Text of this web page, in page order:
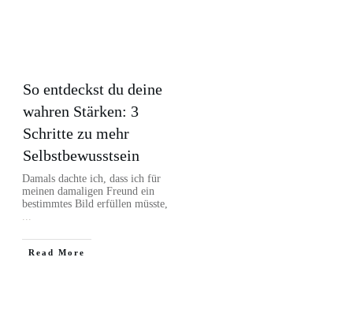
So entdeckst du deine
wahren Stärken: 3
Schritte zu mehr
Selbstbewusstsein
Damals dachte ich, dass ich für
meinen damaligen Freund ein
bestimmtes Bild erfüllen müsste,
...
Read More